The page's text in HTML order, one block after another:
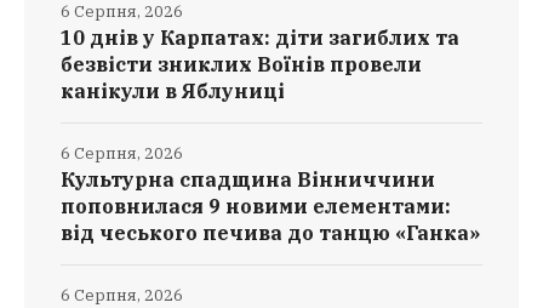
10 днів у Карпатах: діти загиблих та
безвісти зниклих Воїнів провели
канікули в Яблуниці
6 Серпня, 2026
Культурна спадщина Вінниччини
поповнилася 9 новими елементами:
від чеського печива до танцю «Ганка»
6 Серпня, 2026
6 Серпня, 2026